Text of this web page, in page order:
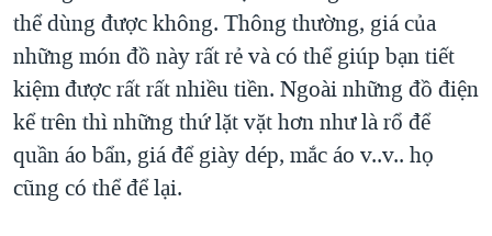
thể dùng được không. Thông thường, giá của
những món đồ này rất rẻ và có thể giúp bạn tiết
kiệm được rất rất nhiều tiền. Ngoài những đồ điện
kể trên thì những thứ lặt vặt hơn như là rổ để
quần áo bẩn, giá để giày dép, mắc áo v..v.. họ
cũng có thể để lại.